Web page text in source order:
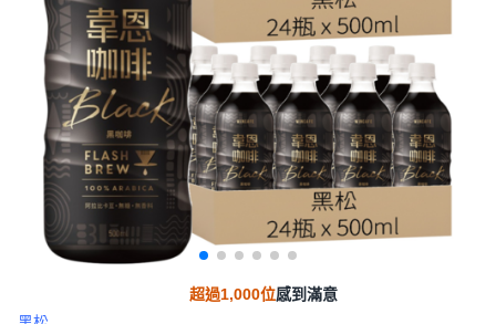
超過1,000位感到滿意